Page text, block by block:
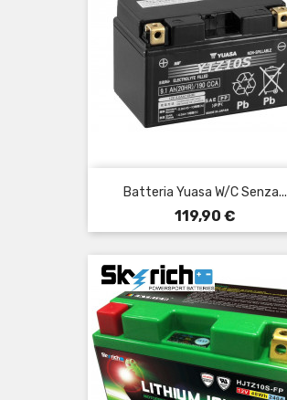
Batteria Yuasa W/C Senza...
Prezzo
119,90 €